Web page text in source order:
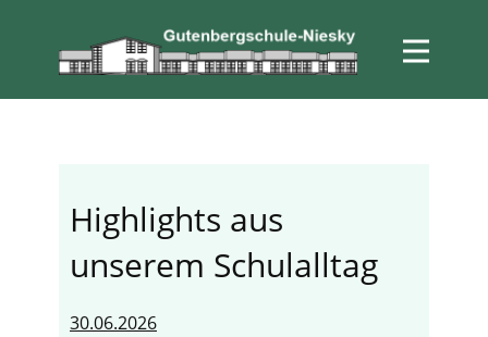
Highlights aus
unserem Schulalltag
30.06.2026